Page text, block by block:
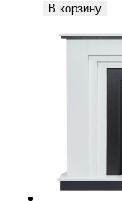
В корзину